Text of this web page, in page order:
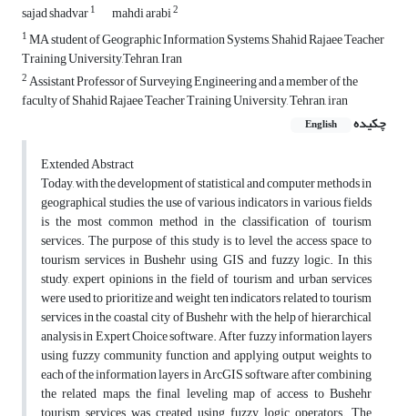
sajad shadvar1 mahdi arabi2
1MA student of Geographic Information Systems, Shahid Rajaee Teacher
Training University,Tehran, Iran
2Assistant Professor of Surveying Engineering and a member of the
faculty of Shahid Rajaee Teacher Training University, Tehran, iran
چکیده
English
Extended Abstract
Today, with the development of statistical and computer methods in
geographical studies, the use of various indicators in various fields
is the most common method in the classification of tourism
services. The purpose of this study is to level the access space to
tourism services in Bushehr using GIS and fuzzy logic. In this
study, expert opinions in the field of tourism and urban services
were used to prioritize and weight ten indicators related to tourism
services in the coastal city of Bushehr with the help of hierarchical
analysis in Expert Choice software. After fuzzy information layers
using fuzzy community function and applying output weights to
each of the information layers in ArcGIS software, after combining
the related maps, the final leveling map of access to Bushehr